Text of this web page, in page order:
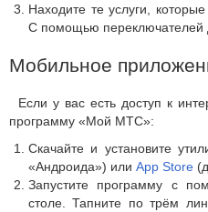
Находите те услуги,
С помощью переключателей
Мобильное
Если у вас есть доступ к
программу «Мой МТС»:
Скачайте и установите
«Андроида») или App Store
Запустите программу с
столе. Тапните по трём